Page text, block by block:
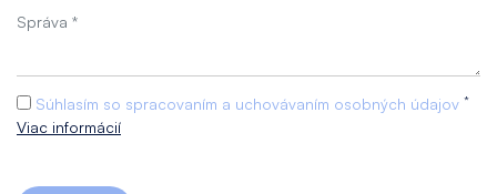
Súhlasím so spracovaním a uchovávaním osobných údajov *
Viac informácií